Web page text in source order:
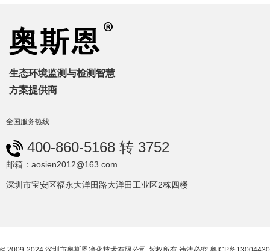
生态环境监测与检测智慧
方案提供商
全国服务热线
400-860-5168 转 3752
邮箱：aosien2012@163.com
深圳市宝安区福永大洋田路大洋田工业区2栋四楼